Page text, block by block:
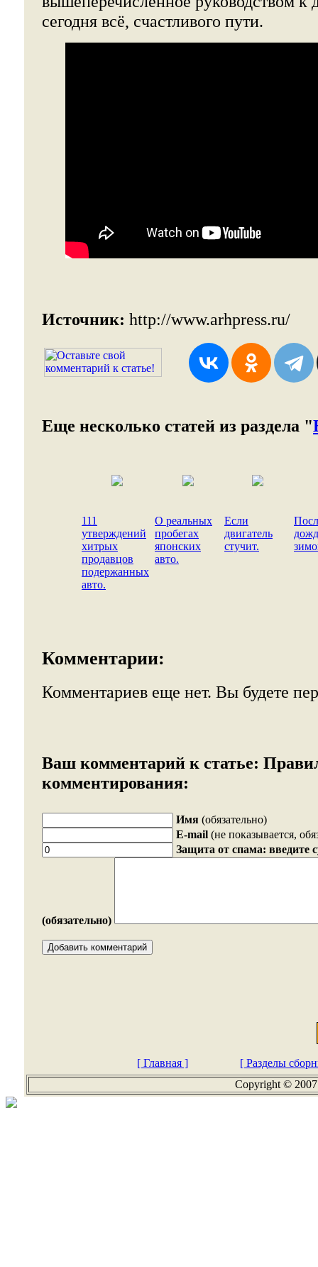
сегодня всё, счастливого пути.
Источник: http://www.arhpress.ru/
Еще несколько статей из раздела "
111
утверждений
хитрых
продавцов
подержанных
авто.
О реальных
пробегах
японских
авто.
Если
двигатель
стучит.
Комментарии:
Комментариев еще нет. Вы будете
Ваш комментарий к статье:
комментирования:
Имя (обязательно)
E-mail (не показывается,
Защита от спама: введите
(обязательно)
[ Главная ]
[ Разделы
Copyright ©